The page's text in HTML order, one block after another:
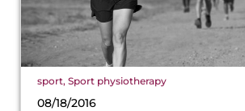
sport, Sport physiotherapy
08/18/2016